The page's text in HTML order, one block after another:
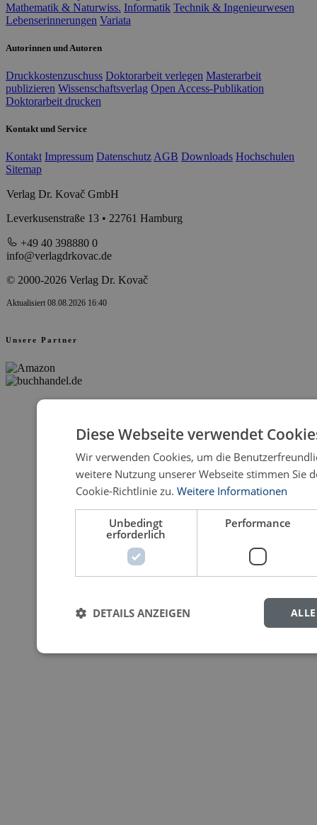
Mathematik & Naturwiss. Informatik Technik & Ingenieurwesen
Lebenserinnerungen Variata
Autorinnen und Autoren
Druckkostenzuschuss Doktorarbeit verlegen Masterarbeit
publizieren Wissenschaftsverlag Open Access-Publikation
Doktorarbeit drucken
Kontakt und Service
Kontakt Impressum Datenschutz AGB Downloads Hochschulen
Sitemap
Verlag Dr. Kovač GmbH
Leverkusenstraße 13 • 22761 Hamburg
+49 40 398880 0
info@verlagdrkovac.de
© 2000-2026 Verlag Dr. Kovač
Aktualisiert 08.08.2026 16:40
Unsere Partner
Diese Webseite verwendet
Wir verwenden Cookies, um die
weitere Nutzung unserer Webseite stimmen Sie
Cookie-Richtlinie zu. Weitere Informationen
Unbedingt
erforderlich
Performance
DETAILS ANZEIGEN